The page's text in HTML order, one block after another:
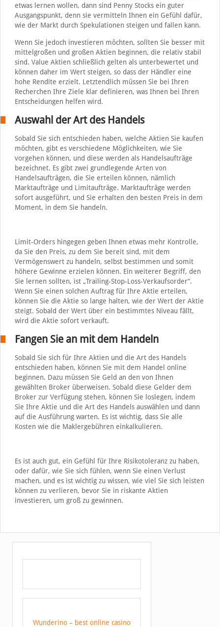
etwas lernen wollen, dann sind Penny Stocks ein guter
Ausgangspunkt, denn sie vermitteln Ihnen ein Gefühl dafür,
wie der Markt durch Spekulationen steigen und fallen kann.
Wenn Sie jedoch investieren möchten, sollten Sie besser mit
mittelgroßen und großen Aktien beginnen, die relativ stabil
sind. Value Aktien schließlich gelten als unterbewertet und
können daher im Wert steigen, so dass der Händler eine
hohe Rendite erzielt. Letztendlich müssen Sie bei Ihren
Recherchen Ihre Ziele klar definieren, was Ihnen bei Ihren
Entscheidungen helfen wird.
Auswahl der Art des Handels
Sobald Sie sich entschieden haben, welche Aktien Sie kaufen
möchten, gibt es verschiedene Möglichkeiten, wie Sie
vorgehen können, und diese werden als Handelsaufträge
bezeichnet. Es gibt zwei grundlegende Arten von
Handelsaufträgen, die Sie erteilen können, nämlich
Marktaufträge und Limitaufträge. Marktaufträge werden
sofort ausgeführt, und Sie erhalten den besten Preis in dem
Moment, in dem Sie handeln.
Limit-Orders hingegen geben Ihnen etwas mehr Kontrolle,
da Sie den Preis, zu dem Sie bereit sind, mit dem
Vermögenswert zu handeln, selbst bestimmen und somit
höhere Gewinne erzielen können. Ein weiterer Begriff, den
Sie lernen sollten, ist „Trailing-Stop-Loss-Verkaufsorder“.
Wenn Sie einen solchen Auftrag für Ihre Aktie erteilen,
können Sie die Aktie so lange halten, wie der Wert der Aktie
steigt. Sobald der Wert über ein bestimmtes Niveau fällt,
wird die Aktie sofort verkauft.
Fangen Sie an mit dem Handeln
Sobald Sie sich für Ihre Aktien und die Art des Handels
entschieden haben, können Sie mit dem Handel online
beginnen. Dazu müssen Sie Geld an den von Ihnen
gewählten Broker überweisen. Sobald diese Gelder dem
Broker zur Verfügung stehen, können Sie loslegen, indem
Sie Ihre Aktie und die Art des Handels auswählen und dann
auf die Ausführung warten. Es ist wichtig, dass Sie alle
Kosten wie die Maklergebühren einkalkulieren.
Es ist auch gut, ein Gefühl für Ihre Risikotoleranz zu haben,
oder dafür, wie Sie sich fühlen, wenn Sie einen Verlust
machen, und es ist wichtig zu wissen, wie viel Sie sich leisten
können zu verlieren, bevor Sie in riskante Aktien
investieren, um groß zu gewinnen.
Wunderino – best online casino